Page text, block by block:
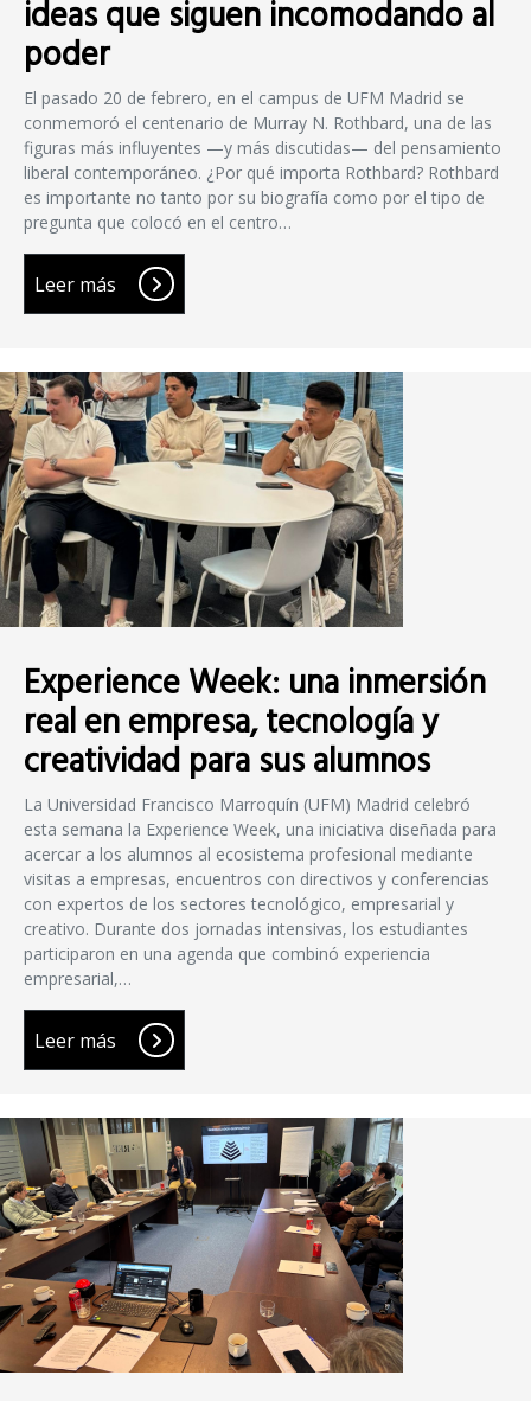
ideas que siguen incomodando al
poder
El pasado 20 de febrero, en el campus de UFM Madrid se
conmemoró el centenario de Murray N. Rothbard, una de las
figuras más influyentes —y más discutidas— del pensamiento
liberal contemporáneo. ¿Por qué importa Rothbard? Rothbard
es importante no tanto por su biografía como por el tipo de
pregunta que colocó en el centro…
Leer más
Experience Week: una inmersión
real en empresa, tecnología y
creatividad para sus alumnos
La Universidad Francisco Marroquín (UFM) Madrid celebró
esta semana la Experience Week, una iniciativa diseñada para
acercar a los alumnos al ecosistema profesional mediante
visitas a empresas, encuentros con directivos y conferencias
con expertos de los sectores tecnológico, empresarial y
creativo. Durante dos jornadas intensivas, los estudiantes
participaron en una agenda que combinó experiencia
empresarial,…
Leer más